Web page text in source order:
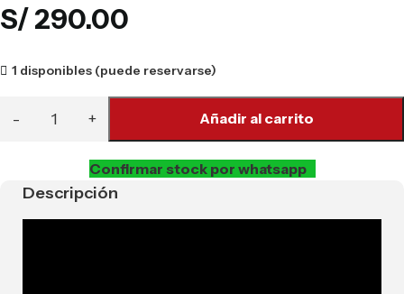
S/290.00
1 disponibles (puede reservarse)
Añadir al carrito
Confirmar stock por whatsapp
Descripción